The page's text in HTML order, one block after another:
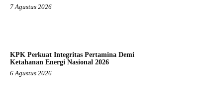
7 Agustus 2026
KPK Perkuat Integritas Pertamina Demi
Ketahanan Energi Nasional 2026
6 Agustus 2026